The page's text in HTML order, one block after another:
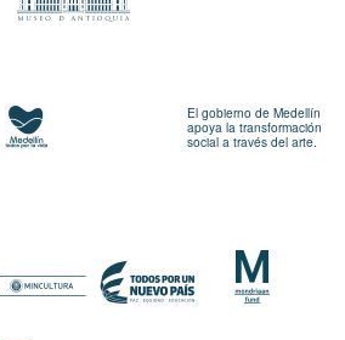
El gobierno de Medellín
apoya la transformación
social a través del arte.